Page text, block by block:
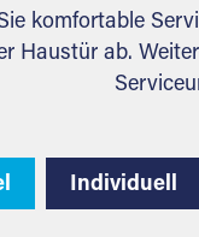
komfortable
Haustür ab.
Individuell